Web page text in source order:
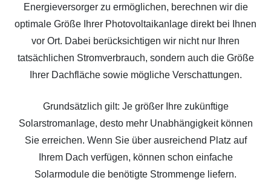
Energieversorger zu ermöglichen, berechnen wir die
optimale Größe Ihrer Photovoltaikanlage direkt bei Ihnen
vor Ort. Dabei berücksichtigen wir nicht nur Ihren
tatsächlichen Stromverbrauch, sondern auch die Größe
Ihrer Dachfläche sowie mögliche Verschattungen.
Grundsätzlich gilt: Je größer Ihre zukünftige
Solarstromanlage, desto mehr Unabhängigkeit können
Sie erreichen. Wenn Sie über ausreichend Platz auf
Ihrem Dach verfügen, können schon einfache
Solarmodule die benötigte Strommenge liefern.